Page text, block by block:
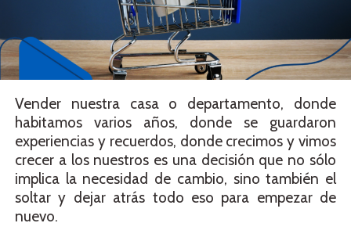
Vender nuestra casa o departamento, donde
habitamos varios años, donde se guardaron
experiencias y recuerdos, donde crecimos y vimos
crecer a los nuestros es una decisión que no sólo
implica la necesidad de cambio, sino también el
soltar y dejar atrás todo eso para empezar de
nuevo.